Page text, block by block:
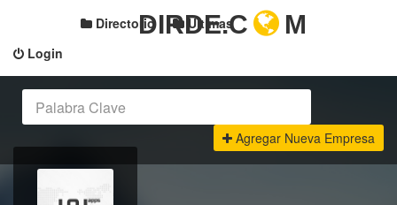
Login
Directorio Últimas
DIRDE.C M
Agregar Nueva Empresa